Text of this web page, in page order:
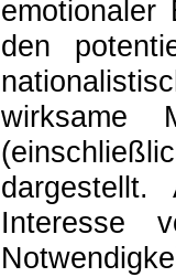
den
wirksame
Interesse